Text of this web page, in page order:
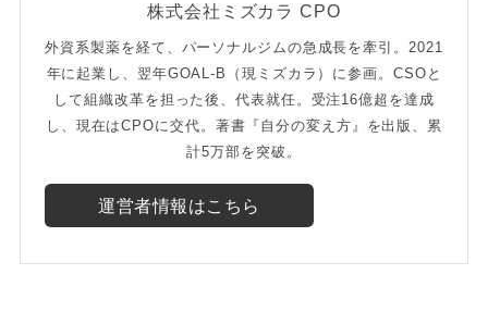
株式会社ミズカラ CPO
外資系製薬を経て、パーソナルジムの急成長を牽引。2021
年に起業し、翌年GOAL-B（現ミズカラ）に参画。CSOと
して組織改革を担った後、代表就任。受注16億超を達成
し、現在はCPOに交代。著書『自分の変え方』を出版、累
計5万部を突破。
運営者情報はこちら